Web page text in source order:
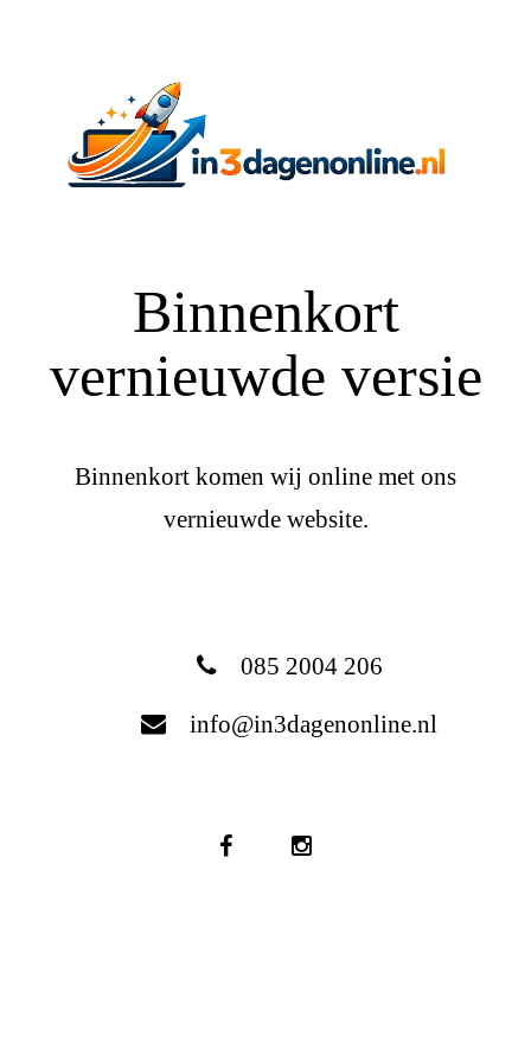
Binnenkort
vernieuwde versie
Binnenkort komen wij online met ons
vernieuwde website.
085 2004 206
info@in3dagenonline.nl